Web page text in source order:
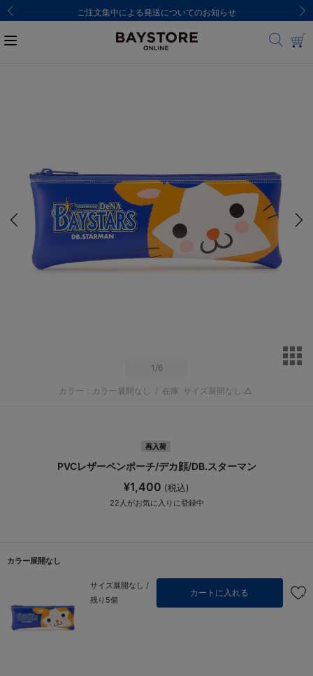
ご注文集中による発送についてのお知らせ
1 /6
カラー：カラー展開なし / 在庫 サイズ展開なし:△
再入荷
PVCレザーペンポーチ/デカ顔/DB.スターマン
¥1,400 (税込)
22 人がお気に入りに登録中
カラー展開なし
サイズ展開なし /
残り5個
カートに入れる